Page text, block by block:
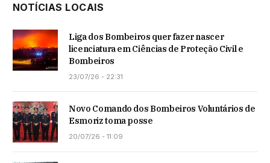
NOTÍCIAS LOCAIS
Liga dos Bombeiros quer fazer nascer
licenciatura em Ciências de Proteção Civil e
Bombeiros
23/07/26 - 22:31
Novo Comando dos Bombeiros Voluntários de
Esmoriz toma posse
20/07/26 - 11:09